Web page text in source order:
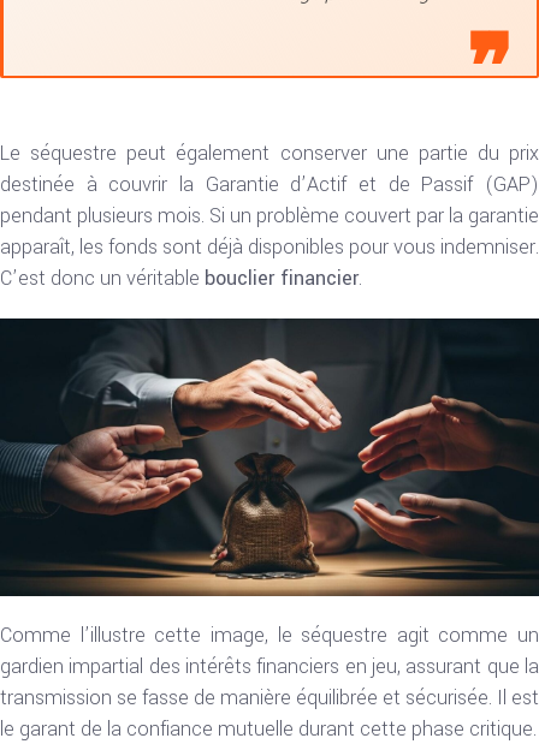
Le séquestre peut également conserver une partie du prix
destinée à couvrir la Garantie d’Actif et de Passif (GAP)
pendant plusieurs mois. Si un problème couvert par la garantie
apparaît, les fonds sont déjà disponibles pour vous indemniser.
C’est donc un véritable bouclier financier.
Comme l’illustre cette image, le séquestre agit comme un
gardien impartial des intérêts financiers en jeu, assurant que la
transmission se fasse de manière équilibrée et sécurisée. Il est
le garant de la confiance mutuelle durant cette phase critique.